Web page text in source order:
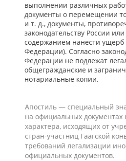
выполнении различных
документы о перемещении
и т. д., документы,
законодательству России
содержанием нанести ущерб
Федерации). Согласно
Федерации не подлежат
общегражданские и
нотариальные копии.
Апостиль— специальный
на официальных документах
характера, исходящих от
стран-участниц Гаагской
требований легализации
официальных документов.